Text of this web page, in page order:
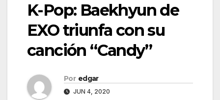
K-Pop: Baekhyun de
EXO triunfa con su
canción “Candy”
Por edgar
JUN 4, 2020